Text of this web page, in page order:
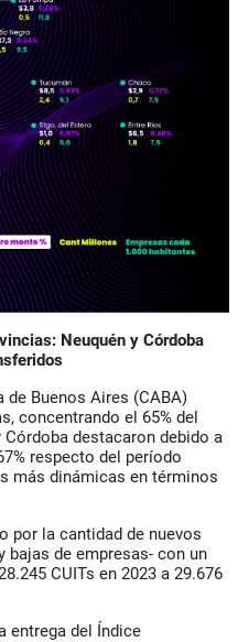
Neuquén y Córdoba
Buenos Aires (CABA)
concentrando el 65% del
destacaron debido a
respecto del período
más dinámicas en términos
por la cantidad de nuevos
bajas de empresas- con un
CUITs en 2023 a 29.676
entrega del Índice